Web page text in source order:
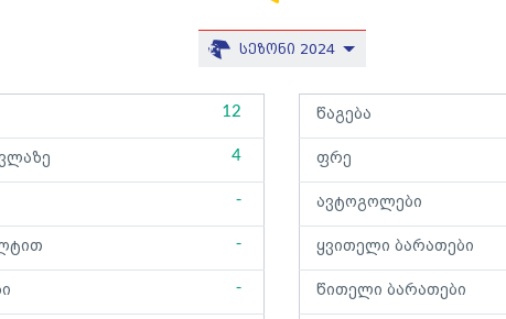
სეზონი 2024
12
4
-
-
-
წაგება
ფრე
ავტოგოლები
ყვითელი ბარათები
წითელი ბარათები